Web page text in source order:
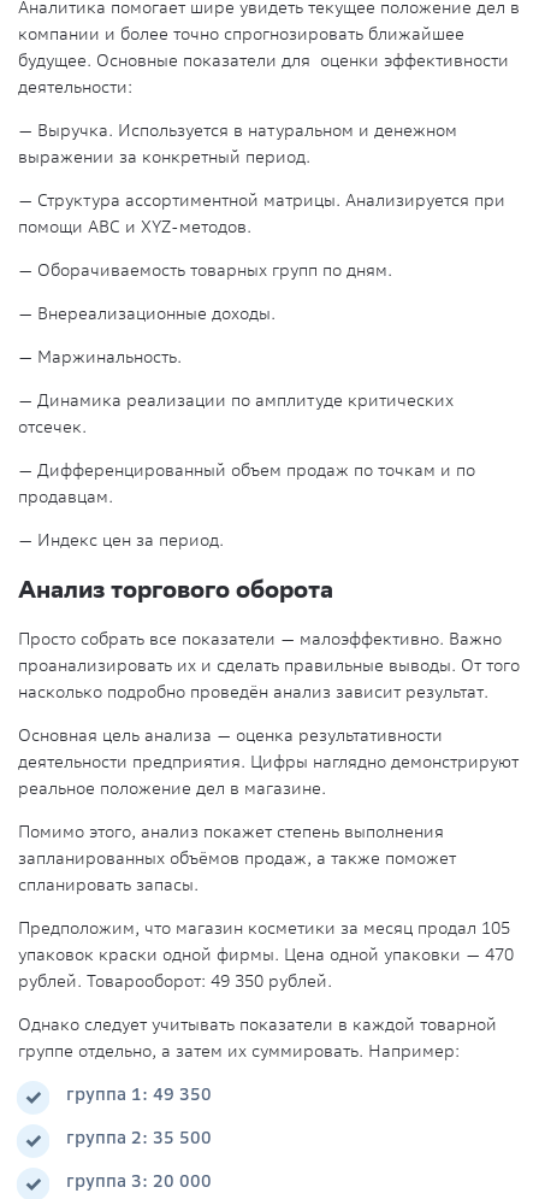
Аналитика помогает шире увидеть текущее положение дел в
компании и более точно спрогнозировать ближайшее
будущее. Основные показатели для оценки эффективности
деятельности:
— Выручка. Используется в натуральном и денежном
выражении за конкретный период.
— Структура ассортиментной матрицы. Анализируется при
помощи ABC и XYZ-методов.
— Оборачиваемость товарных групп по дням.
— Внереализационные доходы.
— Маржинальность.
— Динамика реализации по амплитуде критических
отсечек.
— Дифференцированный объем продаж по точкам и по
продавцам.
— Индекс цен за период.
Анализ торгового оборота
Просто собрать все показатели — малоэффективно. Важно
проанализировать их и сделать правильные выводы. От того
насколько подробно проведён анализ зависит результат.
Основная цель анализа — оценка результативности
деятельности предприятия. Цифры наглядно демонстрируют
реальное положение дел в магазине.
Помимо этого, анализ покажет степень выполнения
запланированных объёмов продаж, а также поможет
спланировать запасы.
Предположим, что магазин косметики за месяц продал 105
упаковок краски одной фирмы. Цена одной упаковки — 470
рублей. Товарооборот: 49 350 рублей.
Однако следует учитывать показатели в каждой товарной
группе отдельно, а затем их суммировать. Например:
группа 1: 49 350
группа 2: 35 500
группа 3: 20 000